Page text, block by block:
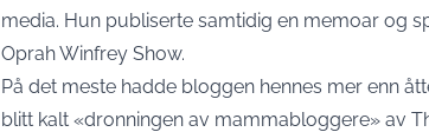
media. Hun publiserte samtidig en memoar og
Oprah Winfrey Show.
På det meste hadde bloggen hennes mer enn
blitt kalt «dronningen av mammabloggere» av